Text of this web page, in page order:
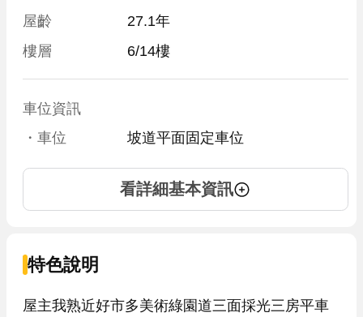
屋齡
27.1年
樓層
6/14樓
車位資訊
・車位
坡道平面固定車位
看詳細基本資訊
特色說明
屋主我熟近好市多美術綠園道三面採光三房平車